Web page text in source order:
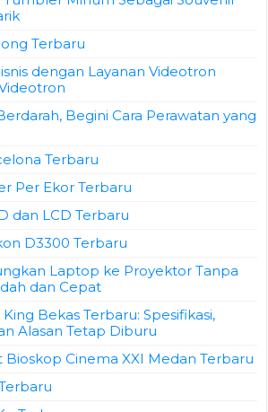
Terbaru
dengan Layanan Videotron
Begini Cara Perawatan yang
Terbaru
Per Ekor Terbaru
dan LCD Terbaru
D3300 Terbaru
Laptop ke Proyektor Tanpa
dan Cepat
Bekas Terbaru: Spesifikasi,
Alasan Tetap Diburu
Bioskop Cinema XXI Medan Terbaru